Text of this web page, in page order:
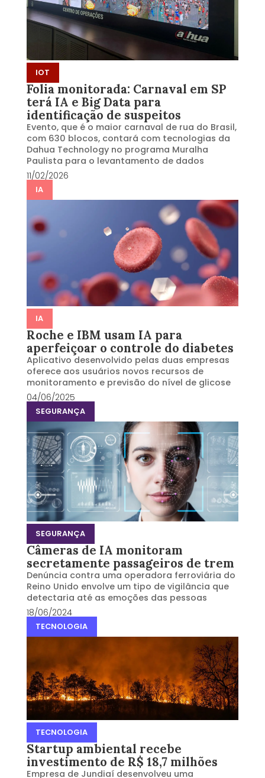
IOT
Folia monitorada: Carnaval em SP
terá IA e Big Data para
identificação de suspeitos
Evento, que é o maior carnaval de rua do Brasil,
com 630 blocos, contará com tecnologias da
Dahua Technology no programa Muralha
Paulista para o levantamento de dados
11/02/2026
IA
IA
Roche e IBM usam IA para
aperfeiçoar o controle do diabetes
Aplicativo desenvolvido pelas duas empresas
oferece aos usuários novos recursos de
monitoramento e previsão do nível de glicose
04/06/2025
SEGURANÇA
SEGURANÇA
Câmeras de IA monitoram
secretamente passageiros de trem
Denúncia contra uma operadora ferroviária do
Reino Unido envolve um tipo de vigilância que
detectaria até as emoções das pessoas
18/06/2024
TECNOLOGIA
TECNOLOGIA
Startup ambiental recebe
investimento de R$ 18,7 milhões
Empresa de Jundiaí desenvolveu uma